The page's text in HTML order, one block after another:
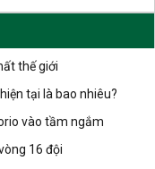
thế giới
tại là bao nhiêu?
vào tầm ngắm
16 đội